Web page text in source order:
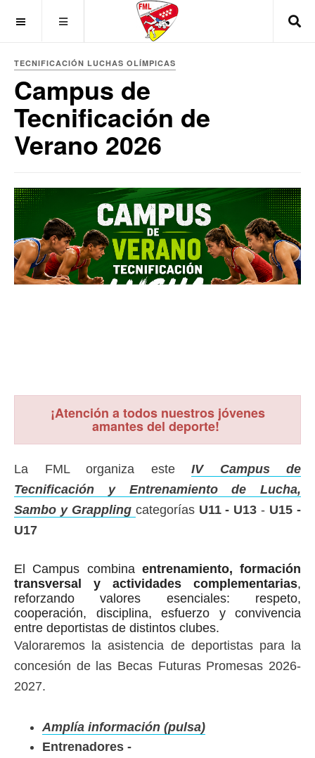
OFF CANVAS
TECNIFICACIÓN LUCHAS OLÍMPICAS
Campus de
Tecnificación de
Verano 2026
¡Atención a todos nuestros jóvenes
amantes del deporte!
La FML organiza este IV Campus de
Tecnificación y Entrenamiento de Lucha,
Sambo y Grappling categorías U11 - U13 - U15 -
U17
El Campus combina entrenamiento, formación
transversal y actividades complementarias,
reforzando valores esenciales: respeto,
cooperación, disciplina, esfuerzo y convivencia
entre deportistas de distintos clubes.
Valoraremos la asistencia de deportistas para la
concesión de las Becas Futuras Promesas 2026-
2027.
Amplía información (pulsa)
Entrenadores -